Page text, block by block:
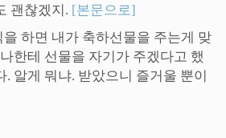
괜찮겠지. [본문으로]
하면 내가 축하선물을 주는게 맞
한테 선물을 자기가 주겠다고 했
. 알게 뭐냐. 받았으니 즐거울 뿐이